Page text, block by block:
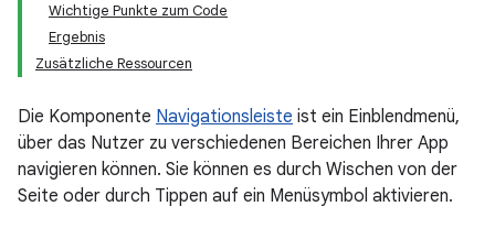
Wichtige Punkte zum Code
Ergebnis
Zusätzliche Ressourcen
Die Komponente Navigationsleiste ist ein Einblendmenü,
über das Nutzer zu verschiedenen Bereichen Ihrer App
navigieren können. Sie können es durch Wischen von der
Seite oder durch Tippen auf ein Menüsymbol aktivieren.